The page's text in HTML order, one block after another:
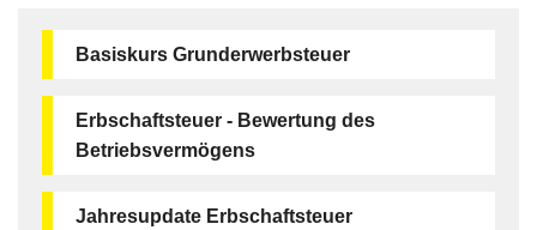
Basiskurs Grunderwerbsteuer
Erbschaftsteuer - Bewertung des
Betriebsvermögens
Jahresupdate Erbschaftsteuer